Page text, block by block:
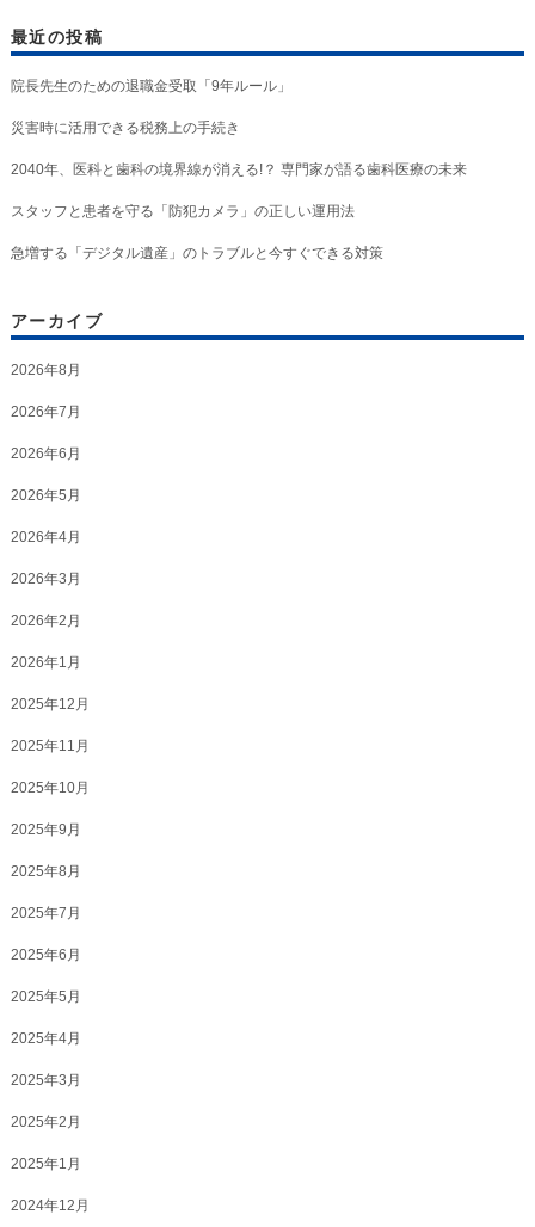
最近の投稿
院長先生のための退職金受取「9年ルール」
災害時に活用できる税務上の手続き
2040年、医科と歯科の境界線が消える!？ 専門家が語る歯科医療の未来
スタッフと患者を守る「防犯カメラ」の正しい運用法
急増する「デジタル遺産」のトラブルと今すぐできる対策
アーカイブ
2026年8月
2026年7月
2026年6月
2026年5月
2026年4月
2026年3月
2026年2月
2026年1月
2025年12月
2025年11月
2025年10月
2025年9月
2025年8月
2025年7月
2025年6月
2025年5月
2025年4月
2025年3月
2025年2月
2025年1月
2024年12月